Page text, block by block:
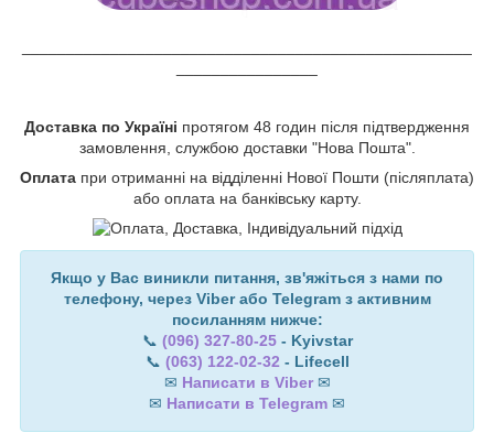
Доставка по Україні протягом 48 годин після підтвердження
замовлення, службою доставки "Нова Пошта".
Оплата при отриманні на відділенні Нової Пошти (післяплата)
або оплата на банківську карту.
Якщо у Вас виникли питання, зв'яжіться з нами по
телефону, через Viber або Telegram з активним
посиланням нижче:
📞 (096) 327-80-25- Kyivstar
📞 (063) 122-02-32 - Lifecell
✉ Написати в Viber ✉
✉ Написати в Telegram ✉